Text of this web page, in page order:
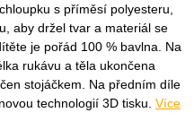
s příměsí polyesteru,
aby držel tvar a materiál se
je pořád 100 % bavlna. Na
rukávu a těla ukončena
stojáčkem. Na předním díle
technologií 3D tisku. Více